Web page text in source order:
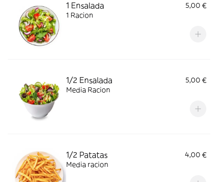
1 Ensalada
5,00 €
1 Racion
1/2 Ensalada
5,00 €
Media Racion
1/2 Patatas
4,00 €
Media racion